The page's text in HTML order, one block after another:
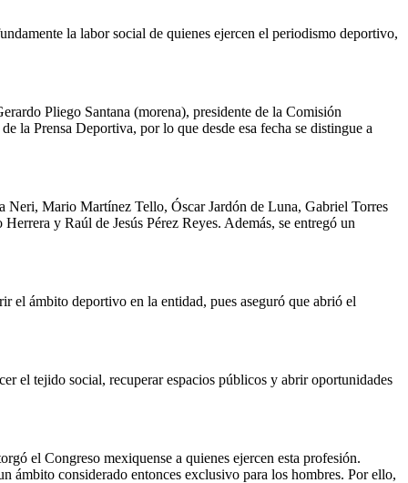
la labor social de quienes ejercen el periodismo deportivo,
Pliego Santana (morena), presidente de la Comisión
la Prensa Deportiva, por lo que desde esa fecha se distingue a
Neri, Mario Martínez Tello, Óscar Jardón de Luna, Gabriel Torres
y Raúl de Jesús Pérez Reyes. Además, se entregó un
el ámbito deportivo en la entidad, pues aseguró que abrió el
el tejido social, recuperar espacios públicos y abrir oportunidades
el Congreso mexiquense a quienes ejercen esta profesión.
ámbito considerado entonces exclusivo para los hombres. Por ello,